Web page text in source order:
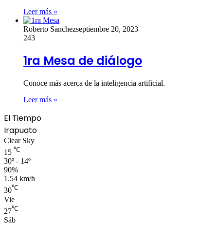
Leer más »
Roberto Sanchezseptiembre 20, 2023
243
1ra Mesa de diálogo
Conoce más acerca de la inteligencia artificial.
Leer más »
El Tiempo
Irapuato
Clear Sky
15 ℃
30º - 14º
90%
1.54 km/h
30℃
Vie
27℃
Sáb